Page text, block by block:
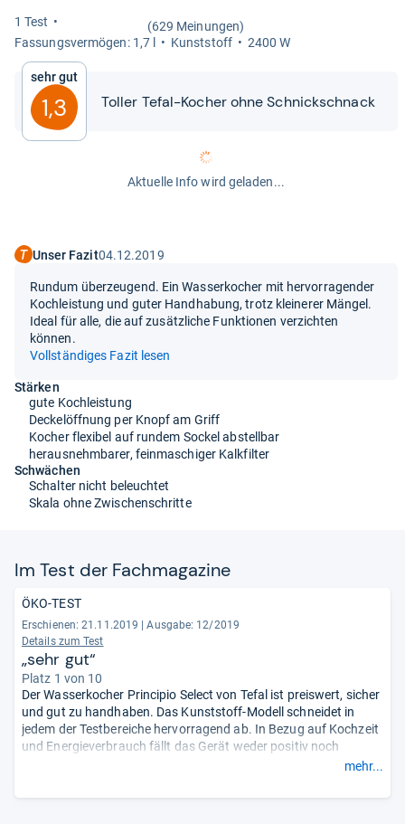
1 Test
(629 Meinungen)
Fas­sungs­ver­mö­gen: 1,7 l
Kunst­stoff 2400 W
Sehr gut
1,3 Tol­ler Tefal-​​Kocher ohne Schnick­schnack
Aktuelle Info wird geladen...
Unser Fazit04.12.2019
Rundum überzeugend. Ein Wasserkocher mit hervorragender
Kochleistung und guter Handhabung, trotz kleinerer Mängel.
Ideal für alle, die auf zusätzliche Funktionen verzichten
können.
Vollständiges Fazit lesen
Stärken
gute Kochleistung
Deckelöffnung per Knopf am Griff
Kocher flexibel auf rundem Sockel abstellbar
herausnehmbarer, feinmaschiger Kalkfilter
Schwächen
Schalter nicht beleuchtet
Skala ohne Zwischenschritte
Im Test der Fach­ma­ga­zine
ÖKO-TEST
Erschienen: 21.11.2019 | Ausgabe: 12/2019
Details zum Test
„sehr gut“
Platz 1 von 10
Der Wasserkocher Principio Select von Tefal ist preiswert, sicher
und gut zu handhaben. Das Kunststoff-Modell schneidet in
jedem der Testbereiche hervorragend ab. In Bezug auf Kochzeit
und Energieverbrauch fällt das Gerät weder positiv noch
umweltschädliche chlorierte Verbindungen im
mehr...